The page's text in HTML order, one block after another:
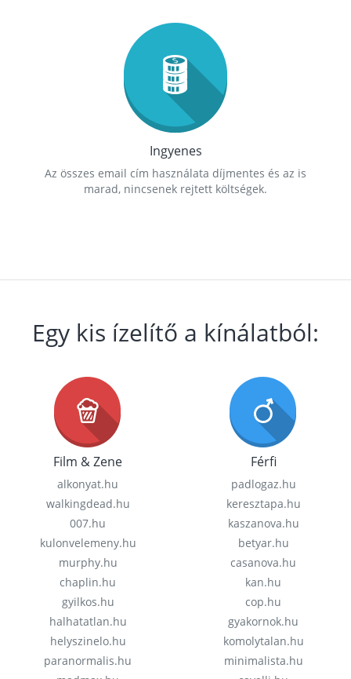
Ingyenes
Az összes email cím használata díjmentes és az is
marad, nincsenek rejtett költségek.
Egy kis ízelítő a kínálatból:
Film & Zene
alkonyat.hu
walkingdead.hu
007.hu
kulonvelemeny.hu
murphy.hu
chaplin.hu
gyilkos.hu
halhatatlan.hu
helyszinelo.hu
paranormalis.hu
Férfi
padlogaz.hu
keresztapa.hu
kaszanova.hu
betyar.hu
casanova.hu
kan.hu
cop.hu
gyakornok.hu
komolytalan.hu
minimalista.hu